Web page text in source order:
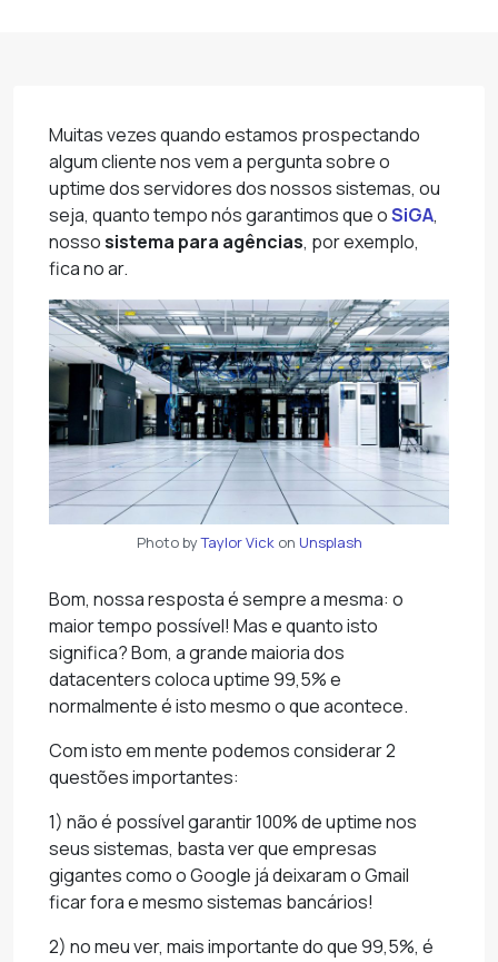
Muitas vezes quando estamos prospectando
algum cliente nos vem a pergunta sobre o
uptime dos servidores dos nossos sistemas, ou
seja, quanto tempo nós garantimos que oSiGA,
nossosistema para agências, por exemplo,
fica no ar.
Photo byTaylor Vick on Unsplash
Bom, nossa resposta é sempre a mesma: o
maior tempo possível! Mas e quanto isto
significa? Bom, a grande maioria dos
datacenters coloca uptime 99,5% e
normalmente é isto mesmo o que acontece.
Com isto em mente podemos considerar 2
questões importantes:
1) não é possível garantir 100% de uptime nos
seus sistemas, basta ver que empresas
gigantes como o Google já deixaram o Gmail
ficar fora e mesmo sistemas bancários!
2) no meu ver, mais importante do que 99,5%, é